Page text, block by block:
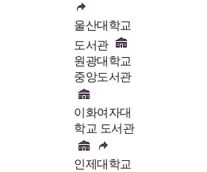
울산대학교
도서관
원광대학교
중앙도서관
이화여자대
학교 도서관
인제대학교